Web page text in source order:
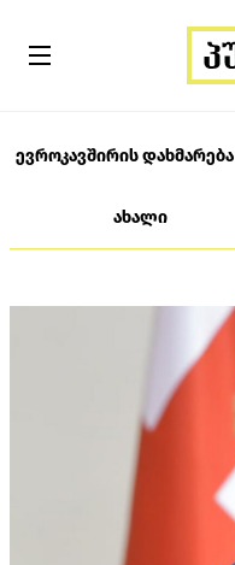
ევროკავშირის დახმარება
ახალი